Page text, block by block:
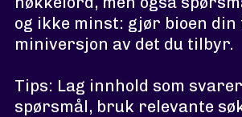
og ikke minst: gjør bioen din
miniversjon av det du tilbyr.
Tips: Lag innhold som
spørsmål, bruk relevante